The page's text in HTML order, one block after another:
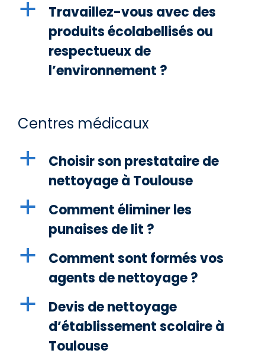
a
Travaillez-vous avec des
produits écolabellisés ou
respectueux de
l’environnement ?
Centres médicaux
a
Choisir son prestataire de
nettoyage à Toulouse
a
Comment éliminer les
punaises de lit ?
a
Comment sont formés vos
agents de nettoyage ?
a
Devis de nettoyage
d’établissement scolaire à
Toulouse